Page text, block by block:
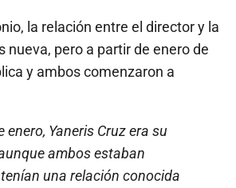
la relación entre el director y la
nueva, pero a partir de enero de
y ambos comenzaron a
enero, Yaneris Cruz era su
ambos estaban
una relación conocida